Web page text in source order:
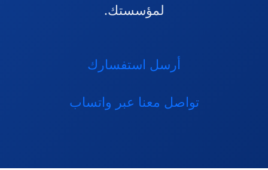
لمؤسستك.
أرسل استفسارك
تواصل معنا عبر واتساب